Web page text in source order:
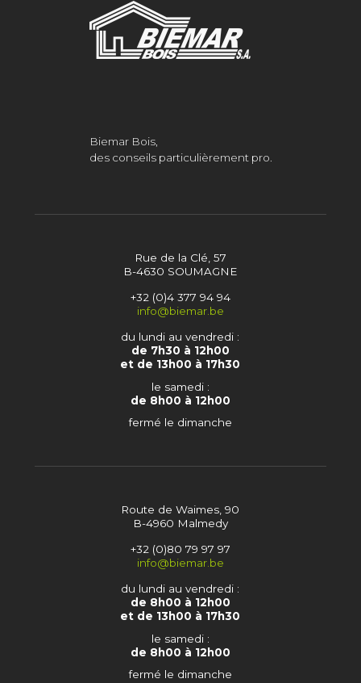
Biemar Bois,
des conseils particulièrement pro.
Rue de la Clé, 57
B-4630 SOUMAGNE
+32 (0)4 377 94 94
info@biemar.be
du lundi au vendredi :
de 7h30 à 12h00
et de 13h00 à 17h30
le samedi :
de 8h00 à 12h00
fermé le dimanche
Route de Waimes, 90
B-4960 Malmedy
+32 (0)80 79 97 97
info@biemar.be
du lundi au vendredi :
de 8h00 à 12h00
et de 13h00 à 17h30
le samedi :
de 8h00 à 12h00
fermé le dimanche